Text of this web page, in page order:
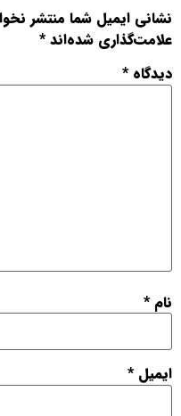
نشانی ایمیل شما منتشر
علامت‌گذاری شده‌اند*
دیدگاه*
نام*
ایمیل*